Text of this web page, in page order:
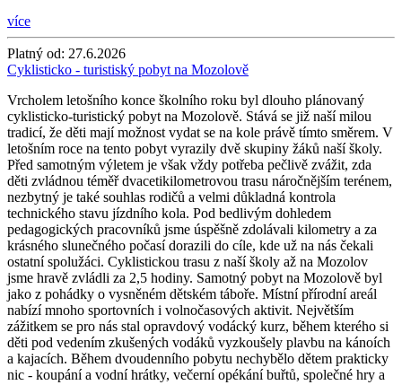
více
Platný od: 27.6.2026
Cyklisticko - turistiský pobyt na Mozolově
Vrcholem letošního konce školního roku byl dlouho plánovaný
cyklisticko-turistický pobyt na Mozolově. Stává se již naší milou
tradicí, že děti mají možnost vydat se na kole právě tímto směrem. V
letošním roce na tento pobyt vyrazily dvě skupiny žáků naší školy.
Před samotným výletem je však vždy potřeba pečlivě zvážit, zda
děti zvládnou téměř dvacetikilometrovou trasu náročnějším terénem,
nezbytný je také souhlas rodičů a velmi důkladná kontrola
technického stavu jízdního kola. Pod bedlivým dohledem
pedagogických pracovníků jsme úspěšně zdolávali kilometry a za
krásného slunečného počasí dorazili do cíle, kde už na nás čekali
ostatní spolužáci. Cyklistickou trasu z naší školy až na Mozolov
jsme hravě zvládli za 2,5 hodiny. Samotný pobyt na Mozolově byl
jako z pohádky o vysněném dětském táboře. Místní přírodní areál
nabízí mnoho sportovních i volnočasových aktivit. Největším
zážitkem se pro nás stal opravdový vodácký kurz, během kterého si
děti pod vedením zkušených vodáků vyzkoušely plavbu na kánoích
a kajacích. Během dvoudenního pobytu nechybělo dětem prakticky
nic - koupání a vodní hrátky, večerní opékání buřtů, společné hry a